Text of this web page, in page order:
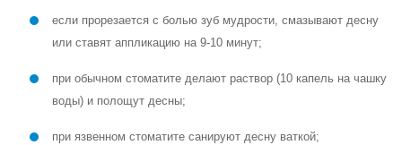
если прорезается с болью зуб мудрости, смазывают десну
или ставят аппликацию на 9-10 минут;
при обычном стоматите делают раствор (10 капель на чашку
воды) и полощут десны;
при язвенном стоматите санируют десну ваткой;